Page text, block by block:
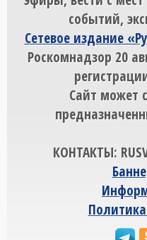
событий,
Сетевое издание
Роскомнадзор 20
Сайт может
КОНТАКТЫ: